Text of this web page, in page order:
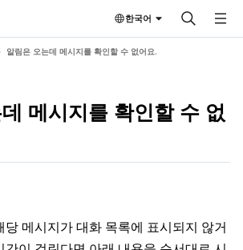
한국어
알림은 오는데 메시지를 확인할 수 없어요.
메시지를 확인할 수 없
당 메시지가 대화 목록에 표시되지 않거